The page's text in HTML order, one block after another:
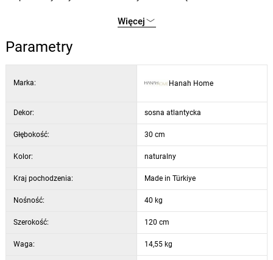
idealnie pasują do każdego wnętrza
Możliwość przymocowania do ściany w celu zwiększenia
bezpieczeństwa
wykończeniu
Materiał: 100% płyta wiórowa pokryta melaminą
Wysokość: 38 cm
Możliwość montażu na ścianie: tak
Więcej
Parametry
Marka: Hanah Home
Dekor: sosna atlantycka
Głębokość: 30 cm
Kolor: naturalny
Kraj pochodzenia: Made in Türkiye
Nośność: 40 kg
Szerokość: 120 cm
Waga: 14,55 kg